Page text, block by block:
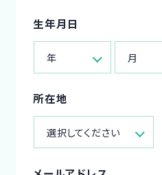
生年月日
年 月
所在地
選択してください